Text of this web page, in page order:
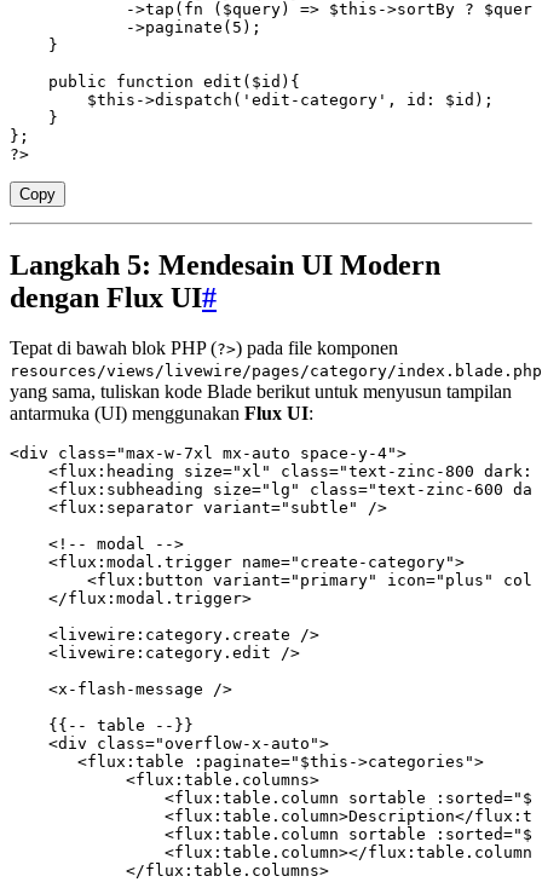
            ->
tap ( fn ($query) => $this ->sortBy ? $query
            ->
paginate ( 5 ) ;
    }
    public
function edit ($id){
        $this
->dispatch ( 'edit-category' , id : $id ) ;
    }
};
?>
Copy
Langkah 5: Mendesain UI Modern
dengan Flux UI#
Tepat di bawah blok PHP (?>) pada file komponen
resources/views/livewire/pages/category/index.blade.php
yang sama, tuliskan kode Blade berikut untuk menyusun tampilan
antarmuka (UI) menggunakan Flux UI:
<div class="max-w-7xl mx-auto space-y-4">
    <
flux : heading size="xl" class="text-zinc-800
    <
flux : subheading size="lg" class="text-zinc-600
    <
flux : separator variant="subtle"
/>
    <!--
modal -->
    <
flux : modal . trigger name="create-category">
        <
flux : button variant="primary" icon="plus"
    </
flux : modal . trigger>
    <
livewire : category . create />
    <
livewire : category . edit />
    <
x - flash -message />
    {{
-- table -- }}
    <
div class="overflow-x-auto">
       <
flux : table : paginate=" $this ->categories ">
            <
flux : table . columns>
                <
flux : table . column sortable : sorted="
                <
flux : table . column>Description</flux :
                <
flux : table . column sortable : sorted="
                <
flux : table . column></flux : table . column
            </
flux : table . columns>